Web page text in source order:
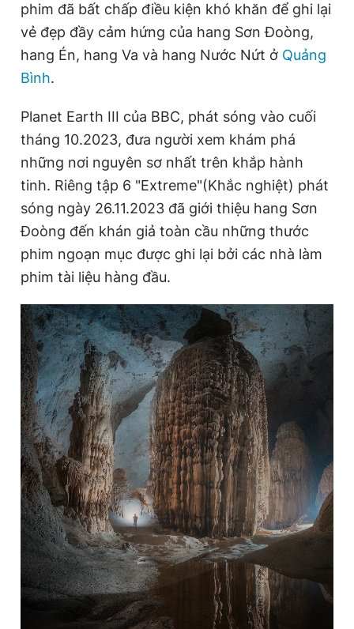
Đọc Thanh Niên trên điện thoại
Theo dõi báo trên
0906 645 777
Liên hệ quảng cáo
0908 780 404
Đặt báo Quảng cáo RSS Tòa soạn Chính sách bảo
Tổng biên tập: Nguyễn Ngọc Toàn
Phó tổng biên tập: Lâm Hiếu Dũng
Phó tổng biên tập: Trần Việt Hưng
Tổng thư ký tòa soạn: Đức Trung
Giấy phép xuất bản số 110/GP - BTTTT cấp ngày 24.3.2020
© 2003-2026 Bản quyền thuộc về Báo Thanh Niên. Cấm sao
chép dưới mọi hình thức nếu không có sự chấp thuận bằng văn
bản. Phát triển bởi ePi Technologies, JSC.
phim đã bất chấp điều kiện khó khăn để ghi lại
vẻ đẹp đầy cảm hứng của hang Sơn Đoòng,
hang Én, hang Va và hang Nước Nứt ở Quảng
Bình.
Planet Earth III của BBC, phát sóng vào cuối
tháng 10.2023, đưa người xem khám phá
những nơi nguyên sơ nhất trên khắp hành
tinh. Riêng tập 6 "Extreme"(Khắc nghiệt) phát
sóng ngày 26.11.2023 đã giới thiệu hang Sơn
Đoòng đến khán giả toàn cầu những thước
phim ngoạn mục được ghi lại bởi các nhà làm
phim tài liệu hàng đầu.